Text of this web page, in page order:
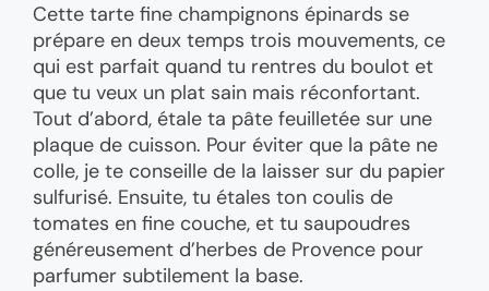
Cette tarte fine champignons épinards se
prépare en deux temps trois mouvements, ce
qui est parfait quand tu rentres du boulot et
que tu veux un plat sain mais réconfortant.
Tout d’abord, étale ta pâte feuilletée sur une
plaque de cuisson. Pour éviter que la pâte ne
colle, je te conseille de la laisser sur du papier
sulfurisé. Ensuite, tu étales ton coulis de
tomates en fine couche, et tu saupoudres
généreusement d’herbes de Provence pour
parfumer subtilement la base.